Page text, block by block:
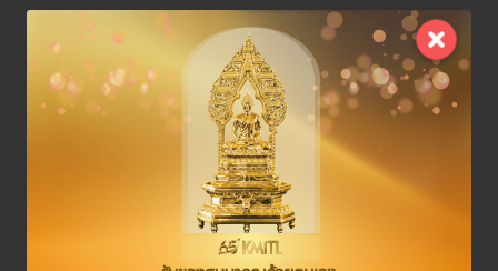
ทั้งนี้สามารถติดตามกิจกรรม ข่าวประชาสัมพันธ์
เกี่ยวกับอาคารหอพระราชประวัติพระบาทสมเด็จ
พระจอมเกล้าเจ้าอยู่หัว พระสยามเทวมหามกุฏวิทย
มหาราช ได้ที่ Facebook Page “
เกียรติ ร.4 พระจอมเกล้าลาดกระบัง”